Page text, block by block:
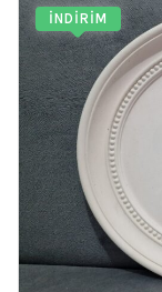
İNDIRIM